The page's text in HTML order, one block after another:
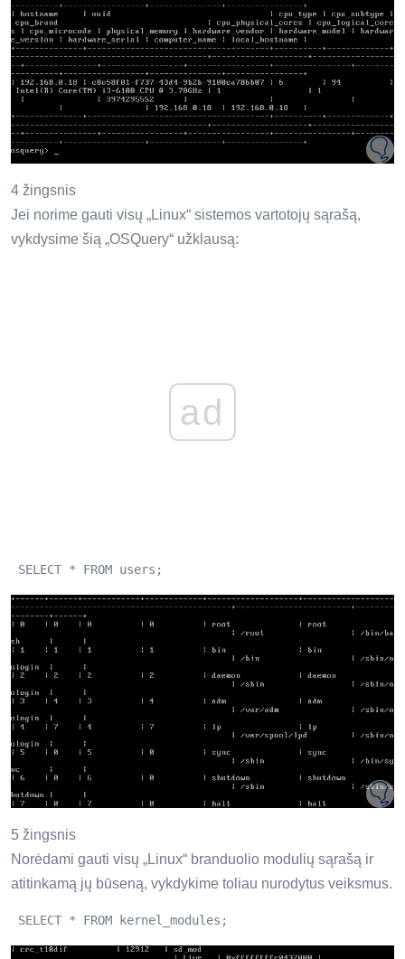
4 žingsnis
Jei norime gauti visų „Linux“ sistemos vartotojų sąrašą,
vykdysime šią „OSQuery“ užklausą:
ad
SELECT * FROM users;
5 žingsnis
Norėdami gauti visų „Linux“ branduolio modulių sąrašą ir
atitinkamą jų būseną, vykdykime toliau nurodytus veiksmus.
SELECT * FROM kernel_modules;